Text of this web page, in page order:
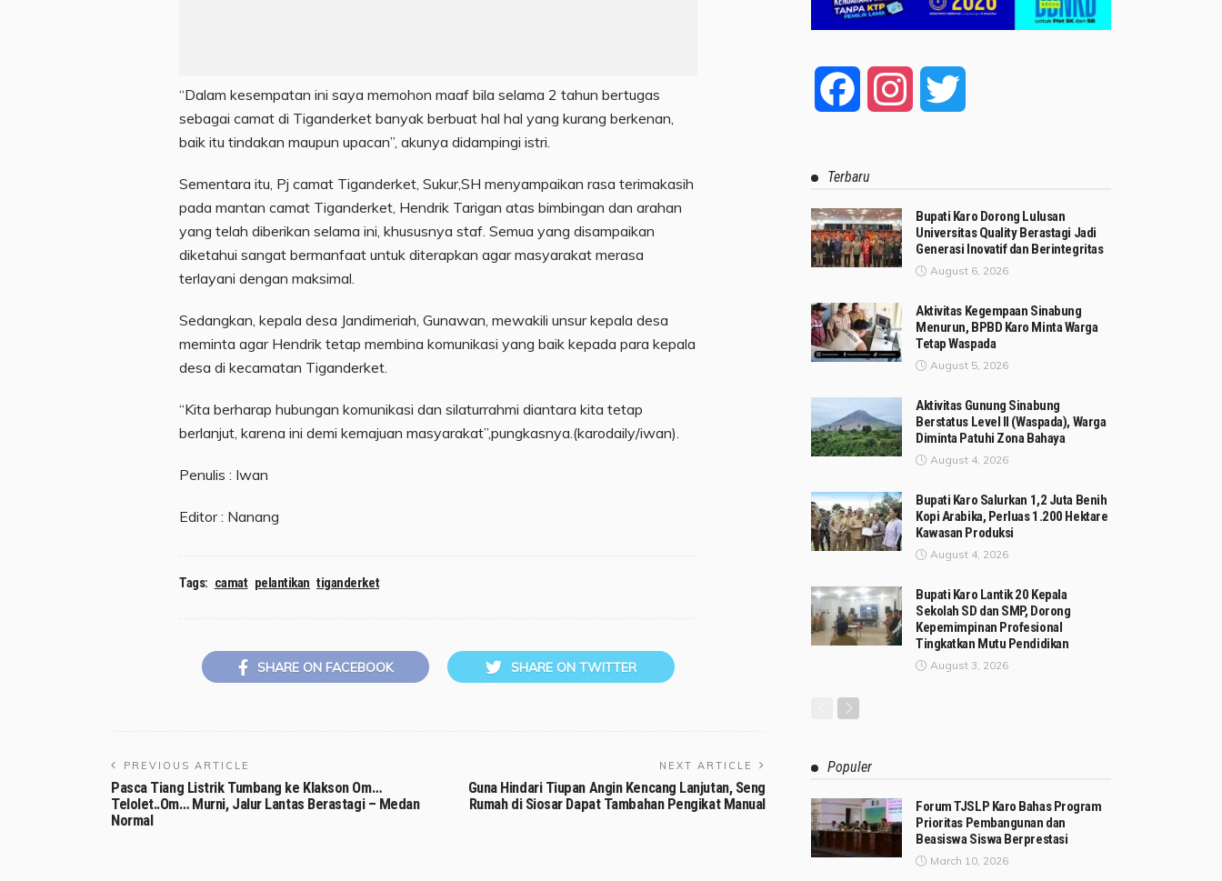
“Dalam kesempatan ini saya memohon maaf bila selama 2 tahun bertugas
sebagai camat di Tiganderket banyak berbuat hal hal yang kurang berkenan,
baik itu tindakan maupun upacan”, akunya didampingi istri.
Sementara itu, Pj camat Tiganderket, Sukur,SH menyampaikan rasa terimakasih
pada mantan camat Tiganderket, Hendrik Tarigan atas bimbingan dan arahan
yang telah diberikan selama ini, khususnya staf. Semua yang disampaikan
diketahui sangat bermanfaat untuk diterapkan agar masyarakat merasa
terlayani dengan maksimal.
Sedangkan, kepala desa Jandimeriah, Gunawan, mewakili unsur kepala desa
meminta agar Hendrik tetap membina komunikasi yang baik kepada para kepala
desa di kecamatan Tiganderket.
“Kita berharap hubungan komunikasi dan silaturrahmi diantara kita tetap
berlanjut, karena ini demi kemajuan masyarakat”,pungkasnya.(karodaily/iwan).
Penulis : Iwan
Editor : Nanang
Tags: camat pelantikan tiganderket
SHARE ON FACEBOOK SHARE ON TWITTER
PREVIOUS ARTICLE
Pasca Tiang Listrik Tumbang ke Klakson Om…
Telolet..Om… Murni, Jalur Lantas Berastagi – Medan
Normal
NEXT ARTICLE
Guna Hindari Tiupan Angin Kencang Lanjutan, Seng
Rumah di Siosar Dapat Tambahan Pengikat Manual
Facebook Instagram
Terbaru
Bupati Karo Dorong Lulusan
Universitas Quality Berastagi Jadi
Generasi Inovatif dan Berintegritas
August 6, 2026
Aktivitas Kegempaan Sinabung
Menurun, BPBD Karo Minta Warga
Tetap Waspada
August 5, 2026
Aktivitas Gunung Sinabung
Berstatus Level II (Waspada), Warga
Diminta Patuhi Zona Bahaya
August 4, 2026
Bupati Karo Salurkan 1,2 Juta Benih
Kopi Arabika, Perluas 1.200 Hektare
Kawasan Produksi
August 4, 2026
Bupati Karo Lantik 20 Kepala
Sekolah SD dan SMP, Dorong
Kepemimpinan Profesional
Tingkatkan Mutu Pendidikan
August 3, 2026
Populer
Forum TJSLP Karo Bahas Program
Prioritas Pembangunan dan
Beasiswa Siswa Berprestasi
March 10, 2026